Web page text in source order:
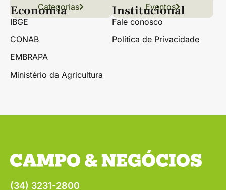
Links úteis
Conteúdo Grãos
Florestas Hortifrúti
Categorias Eventos
Economia
IBGE
CONAB
EMBRAPA
Ministério da Agricultura
Institucional
Fale conosco
Política de Privacidade
(34) 3231-2800